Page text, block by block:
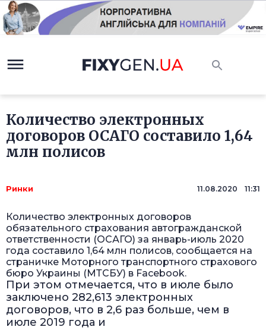
Количество электронных
договоров ОСАГО составило 1,64
млн полисов
Ринки 11.08.2020 11:31
Количество электронных договоров
обязательного страхования автогражданской
ответственности (ОСАГО) за январь-июль 2020
года составило 1,64 млн полисов, сообщается на
страничке Моторного транспортного страхового
бюро Украины (МТСБУ) в Facebook.
При этом отмечается, что в июле было
заключено 282,613 электронных
договоров, что в 2,6 раз больше, чем в
июле 2019 года и